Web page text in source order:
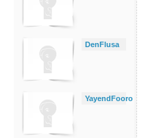
DenFlusa
YayendFooro